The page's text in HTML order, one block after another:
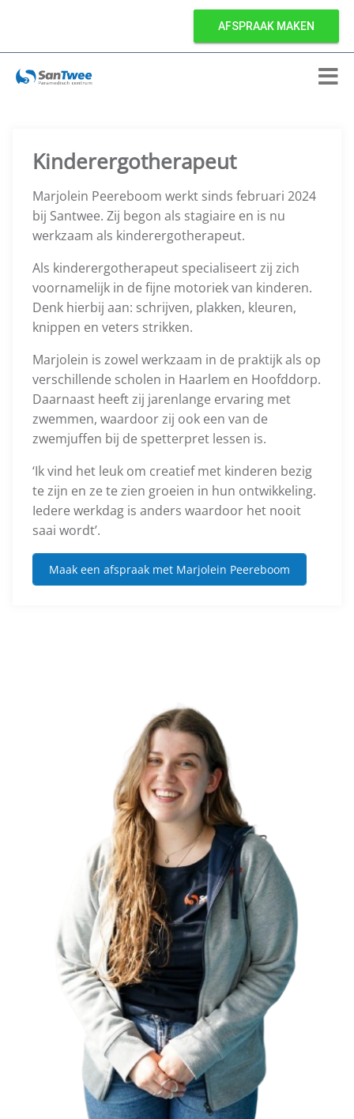
AFSPRAAK MAKEN
Kinderergotherapeut
Marjolein Peereboom werkt sinds februari 2024
bij Santwee. Zij begon als stagiaire en is nu
werkzaam als kinderergotherapeut.
Als kinderergotherapeut specialiseert zij zich
voornamelijk in de fijne motoriek van kinderen.
Denk hierbij aan: schrijven, plakken, kleuren,
knippen en veters strikken.
Marjolein is zowel werkzaam in de praktijk als op
verschillende scholen in Haarlem en Hoofddorp.
Daarnaast heeft zij jarenlange ervaring met
zwemmen, waardoor zij ook een van de
zwemjuffen bij de spetterpret lessen is.
‘Ik vind het leuk om creatief met kinderen bezig
te zijn en ze te zien groeien in hun ontwikkeling.
Iedere werkdag is anders waardoor het nooit
saai wordt’.
Maak een afspraak met Marjolein Peereboom